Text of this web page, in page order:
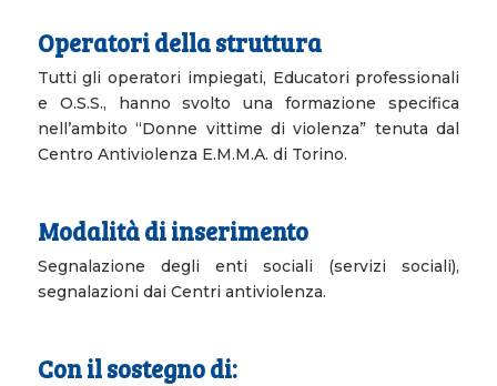
Operatori della struttura
Tutti gli operatori impiegati, Educatori professionali
e O.S.S., hanno svolto una formazione specifica
nell’ambito “Donne vittime di violenza” tenuta dal
Centro Antiviolenza E.M.M.A. di Torino.
Modalità di inserimento
Segnalazione degli enti sociali (servizi sociali),
segnalazioni dai Centri antiviolenza.
Con il sostegno di: